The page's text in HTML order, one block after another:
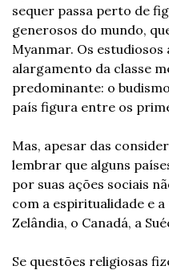
sequer passa perto de
generosos do mundo,
Myanmar. Os
alargamento da classe
predominante: o
país figura entre os
Mas, apesar das
lembrar que alguns
por suas ações sociais
com a espiritualidade e
Zelândia, o Canadá, a
Se questões religiosas